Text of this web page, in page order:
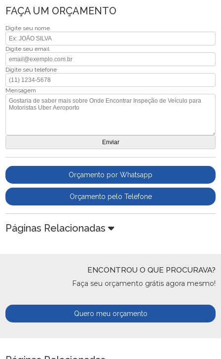
FAÇA UM ORÇAMENTO
Digite seu nome
Digite seu email
Digite seu telefone
Mensagem
Orçamento por Whatsapp
Orçamento pelo Telefone
Páginas Relacionadas
ENCONTROU O QUE PROCURAVA?
Faça seu orçamento grátis agora mesmo!
Quero meu orçamento